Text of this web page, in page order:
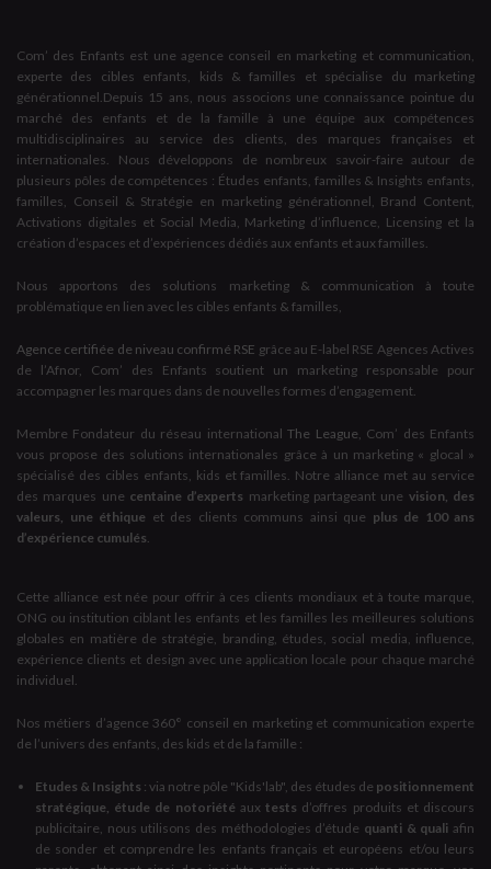
Com’ des Enfants est une agence conseil en marketing et communication,
experte des cibles enfants, kids & familles et spécialise du marketing
générationnel.Depuis 15 ans, nous associons une connaissance pointue du
marché des enfants et de la famille à une équipe aux compétences
multidisciplinaires au service des clients, des marques françaises et
internationales. Nous développons de nombreux savoir-faire autour de
plusieurs pôles de compétences : Études enfants, familles & Insights enfants,
familles, Conseil & Stratégie en marketing générationnel, Brand Content,
Activations digitales et Social Media, Marketing d’influence, Licensing et la
création d’espaces et d’expériences dédiés aux enfants et aux familles.
Nous apportons des solutions marketing & communication à toute
problématique en lien avec les cibles enfants & familles,
Agence certifiée de niveau confirmé RSE grâce au E-label RSE Agences Actives
de l’Afnor, Com’ des Enfants soutient un marketing responsable pour
accompagner les marques dans de nouvelles formes d’engagement.
Membre Fondateur du réseau internationalThe League , Com’ des Enfants
vous propose des solutions internationales grâce à un marketing « glocal »
spécialisé des cibles enfants, kids et familles. Notre alliance met au service
des marques une centaine d’experts marketing partageant une vision, des
valeurs, une éthique et des clients communs ainsi que plus de 100 ans
d’expérience cumulés
Cette alliance est née pour offrir à ces clients mondiaux et à toute marque,
ONG ou institution ciblant les enfants et les familles les meilleures solutions
globales en matière de stratégie, branding, études, social media, influence,
expérience clients et design avec une application locale pour chaque marché
individuel.
Nos métiers d’agence 360° conseil en marketing et communication experte
de l’univers des enfants, des kids et de la famille :
Etudes & Insights : via notre pôle "Kids'lab", des études de positionnement
stratégique, étude de notoriété auxtests d’offres produits et discours
publicitaire, nous utilisons des méthodologies d’étude quanti & quali afin
de sonder et comprendre les enfants français et européens et/ou leurs